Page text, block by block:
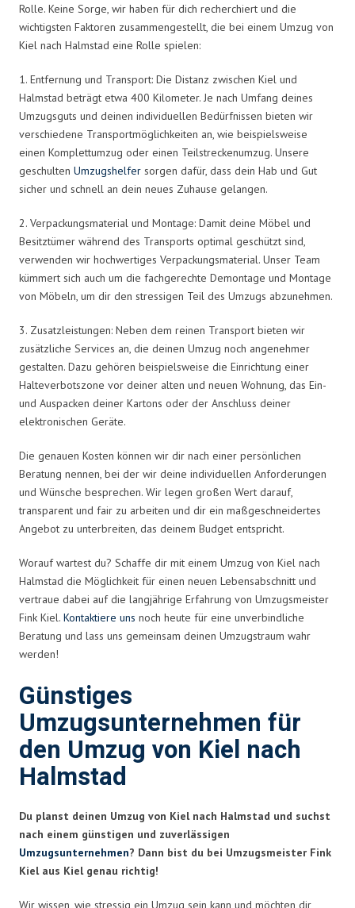
Rolle. Keine Sorge, wir haben für dich recherchiert und die
wichtigsten Faktoren zusammengestellt, die bei einem Umzug von
Kiel nach Halmstad eine Rolle spielen:
1. Entfernung und Transport: Die Distanz zwischen Kiel und
Halmstad beträgt etwa 400 Kilometer. Je nach Umfang deines
Umzugsguts und deinen individuellen Bedürfnissen bieten wir
verschiedene Transportmöglichkeiten an, wie beispielsweise
einen Komplettumzug oder einen Teilstreckenumzug. Unsere
geschulten Umzugshelfer sorgen dafür, dass dein Hab und Gut
sicher und schnell an dein neues Zuhause gelangen.
2. Verpackungsmaterial und Montage: Damit deine Möbel und
Besitztümer während des Transports optimal geschützt sind,
verwenden wir hochwertiges Verpackungsmaterial. Unser Team
kümmert sich auch um die fachgerechte Demontage und Montage
von Möbeln, um dir den stressigen Teil des Umzugs abzunehmen.
3. Zusatzleistungen: Neben dem reinen Transport bieten wir
zusätzliche Services an, die deinen Umzug noch angenehmer
gestalten. Dazu gehören beispielsweise die Einrichtung einer
Halteverbotszone vor deiner alten und neuen Wohnung, das Ein-
und Auspacken deiner Kartons oder der Anschluss deiner
elektronischen Geräte.
Die genauen Kosten können wir dir nach einer persönlichen
Beratung nennen, bei der wir deine individuellen Anforderungen
und Wünsche besprechen. Wir legen großen Wert darauf,
transparent und fair zu arbeiten und dir ein maßgeschneidertes
Angebot zu unterbreiten, das deinem Budget entspricht.
Worauf wartest du? Schaffe dir mit einem Umzug von Kiel nach
Halmstad die Möglichkeit für einen neuen Lebensabschnitt und
vertraue dabei auf die langjährige Erfahrung von Umzugsmeister
Fink Kiel. Kontaktiere uns noch heute für eine unverbindliche
Beratung und lass uns gemeinsam deinen Umzugstraum wahr
werden!
Günstiges
Umzugsunternehmen für
den Umzug von Kiel nach
Halmstad
Du planst deinen Umzug von Kiel nach Halmstad und suchst
nach einem günstigen und zuverlässigen
Umzugsunternehmen? Dann bist du bei Umzugsmeister Fink
Kiel aus Kiel genau richtig!
Wir wissen, wie stressig ein Umzug sein kann und möchten dir